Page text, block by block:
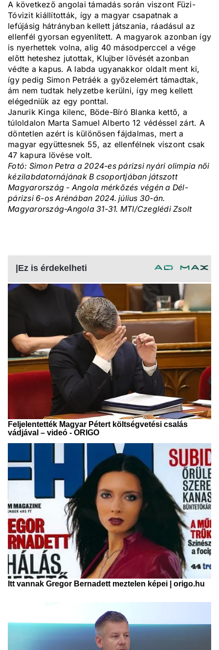
A következő angolai támadás során viszont Füzi-
Tóvizit kiállították, így a magyar csapatnak a
lefújásig hátrányban kellett játszania, ráadásul az
ellenfél gyorsan egyenlített. A magyarok azonban így
is nyerhettek volna, alig 40 másodperccel a vége
előtt heteshez jutottak, Klujber lövését azonban
védte a kapus. A labda ugyanakkor oldalt ment ki,
így pedig Simon Petráék a győzelemért támadtak,
ám nem tudtak helyzetbe kerülni, így meg kellett
elégedniük az egy ponttal.
Janurik Kinga kilenc, Böde-Bíró Blanka kettő, a
túloldalon Marta Samuel Alberto 12 védéssel zárt. A
döntetlen azért is különösen fájdalmas, mert a
magyar együttesnek 55, az ellenfélnek viszont csak
47 kapura lövése volt.
Fotó: Simon Petra a 2024-es párizsi nyári olimpia női
kézilabdatornájának B csoportjában játszott
Magyarország - Angola mérkőzés végén a Dél-
párizsi 6-os Arénában 2024. július 30-án.
Magyarország-Angola 31-31. MTI/Czeglédi Zsolt